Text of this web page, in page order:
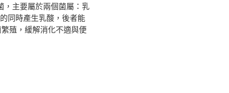
，主要屬於兩個菌屬：乳
同時產生乳酸，後者能
殖，緩解消化不適與便